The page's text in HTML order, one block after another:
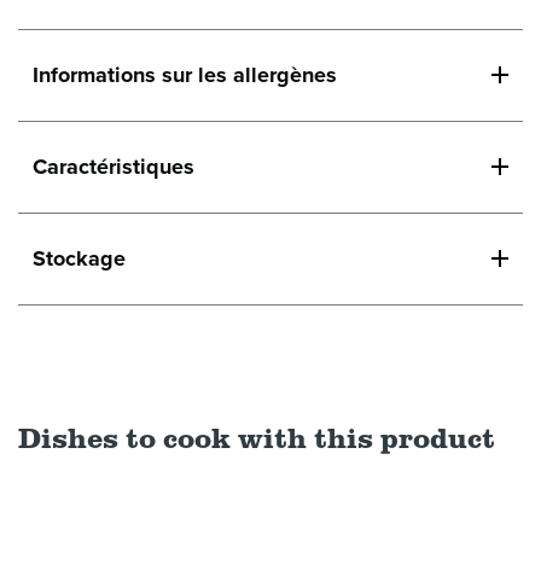
Informations sur les allergènes
Caractéristiques
Stockage
Dishes to cook with this product